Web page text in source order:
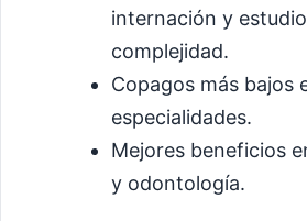
internación y
complejidad.
Copagos más bajos
especialidades.
Mejores beneficios
y odontología.